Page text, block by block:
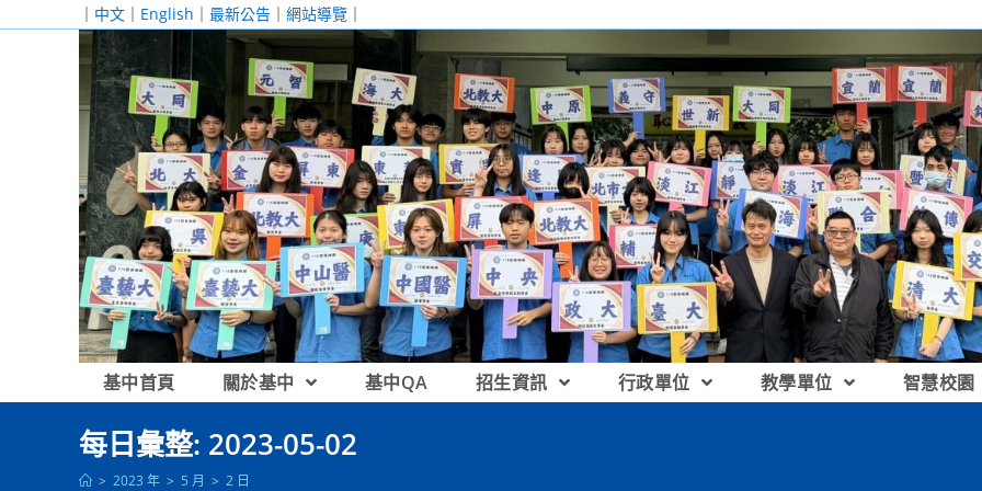
｜ 中文 ｜ English ｜ 最新公告 ｜ 網站導覽 ｜
基中首頁 關於基中 基中QA 招生資訊 行政單位 教學單位 智慧校園
每日彙整: 2023-05-02
> 2023 年 > 5 月 > 2 日